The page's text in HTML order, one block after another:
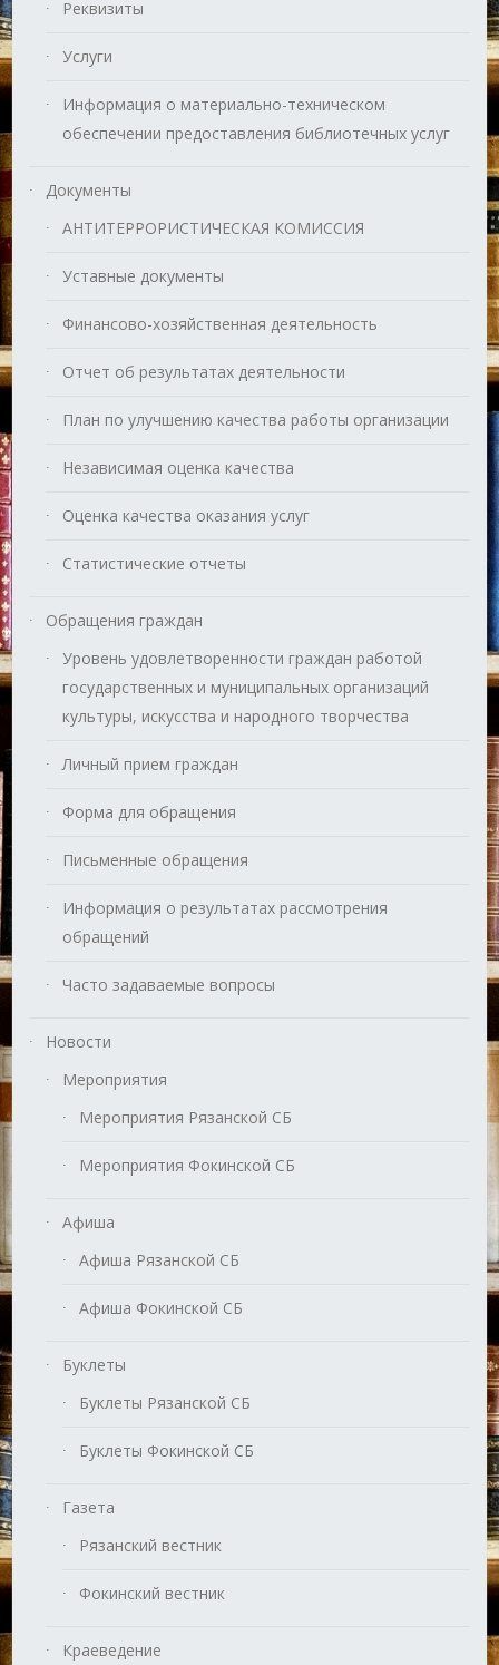
Реквизиты
Услуги
Информация о материально-техническом
обеспечении предоставления библиотечных услуг
Документы
АНТИТЕРРОРИСТИЧЕСКАЯ КОМИССИЯ
Уставные документы
Финансово-хозяйственная деятельность
Отчет об результатах деятельности
План по улучшению качества работы организации
Независимая оценка качества
Оценка качества оказания услуг
Статистические отчеты
Обращения граждан
Уровень удовлетворенности граждан работой
государственных и муниципальных организаций
культуры, искусства и народного творчества
Личный прием граждан
Форма для обращения
Письменные обращения
Информация о результатах рассмотрения
обращений
Часто задаваемые вопросы
Новости
Мероприятия
Мероприятия Рязанской СБ
Мероприятия Фокинской СБ
Афиша
Афиша Рязанской СБ
Афиша Фокинской СБ
Буклеты
Буклеты Рязанской СБ
Буклеты Фокинской СБ
Газета
Рязанский вестник
Фокинский вестник
Краеведение